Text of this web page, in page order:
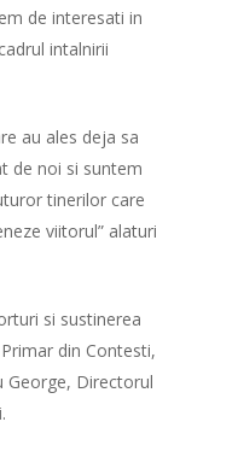
de interesati in
intalnirii
au ales deja sa
de noi si suntem
tinerilor care
viitorul” alaturi
si sustinerea
din Contesti,
George, Directorul